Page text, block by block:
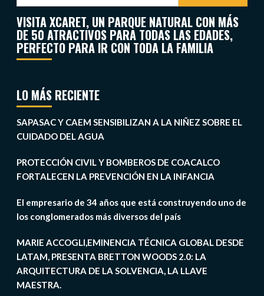
VISITA XCARET, UN PARQUE NATURAL CON MÁS
DE 50 ATRACTIVOS PARA TODAS LAS EDADES,
PERFECTO PARA IR CON TODA LA FAMILIA
LO MÁS RECIENTE
SAPASAC Y CAEM SENSIBILIZAN A LA NIÑEZ SOBRE EL
CUIDADO DEL AGUA
PROTECCIÓN CIVIL Y BOMBEROS DE COACALCO
FORTALECEN LA PREVENCIÓN EN LA INFANCIA
El empresario de 34 años que está construyendo uno de
los conglomerados más diversos del país
MARIE ACCOGLI,EMINENCIA TÉCNICA GLOBAL DESDE
LATAM, PRESENTA BRETTON WOODS 2.0: LA
ARQUITECTURA DE LA SOLVENCIA, LA LLAVE
MAESTRA.